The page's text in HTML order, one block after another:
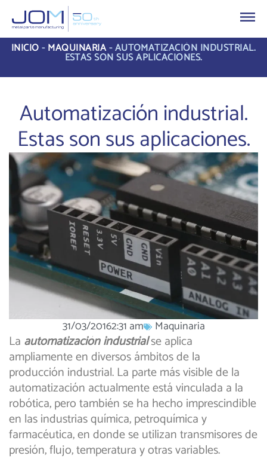
INICIO-MAQUINARIA-AUTOMATIZACIÓN INDUSTRIAL.
ESTAS SON SUS APLICACIONES.
Automatización industrial.
Estas son sus aplicaciones.
31/03/20162:31 am Maquinaria
La automatización industrialse aplica
ampliamente en diversos ámbitos de la
producción industrial. La parte más visible de la
automatización actualmente está vinculada a la
robótica, pero también se ha hecho imprescindible
en las industrias química, petroquímica y
farmacéutica, en donde se utilizan transmisores de
presión, flujo, temperatura y otras variables.